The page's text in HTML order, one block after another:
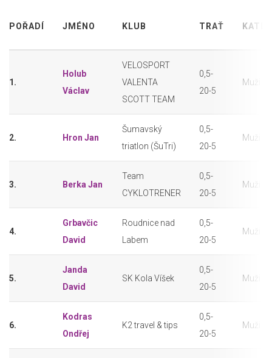
POŘADÍ JMÉNO KLUB TRAŤ
1.
Holub
Václav
VELOSPORT
VALENTA
SCOTT TEAM
0,5-
20-5
Muži
2. Hron Jan
Šumavský
triatlon (ŠuTri)
0,5-
20-5
Muži
3. Berka Jan
Team
CYKLOTRENER
0,5-
20-5
Muži
4.
Grbavčic
David
Roudnice nad
Labem
0,5-
20-5
Muži
5.
Janda
David
SK Kola Víšek
0,5-
20-5
Muži
6.
Kodras
Ondřej
K2 travel & tips
0,5-
20-5
Muži